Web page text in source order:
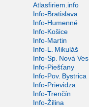
Atlasfiriem.info
Info-Bratislava
Info-Humenné
Info-Košice
Info-Martin
Info-L. Mikuláš
Info-Sp. Nová Ves
Info-Piešťany
Info-Pov. Bystrica
Info-Prievidza
Info-Trenčín
Info-Žilina